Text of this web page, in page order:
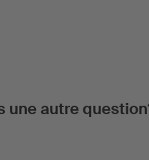
une autre